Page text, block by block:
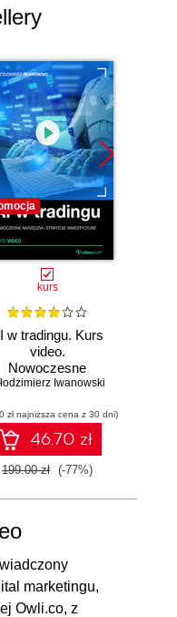
kurs
w tradingu. Kurs
video.
Nowoczesne
narzędzia i
inwestycyjne
Iwanowski
zł najniższa cena z 30 dni)
46.70 zł
199.00 zł (-77%)
marketingu,
Owli.co, z